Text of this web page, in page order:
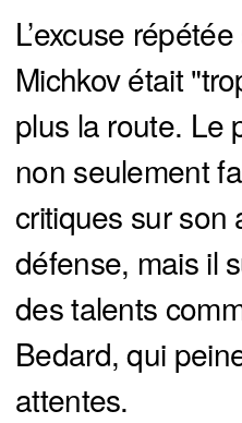
L’excuse
Michkov était
plus la route. Le
non seulement
critiques sur son
défense, mais il
des talents
Bedard, qui
attentes.